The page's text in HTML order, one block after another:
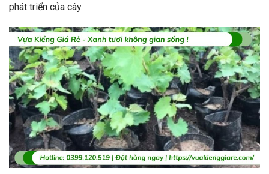
phát triển của cây.